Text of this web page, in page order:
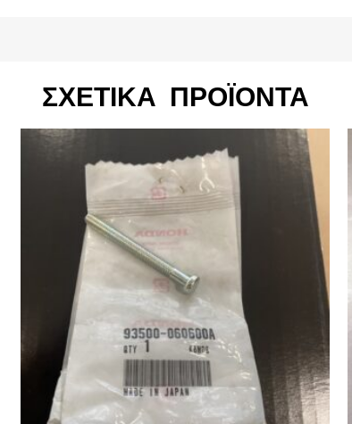
ΣΧΕΤΙΚΆ ΠΡΟΪΌΝΤΑ